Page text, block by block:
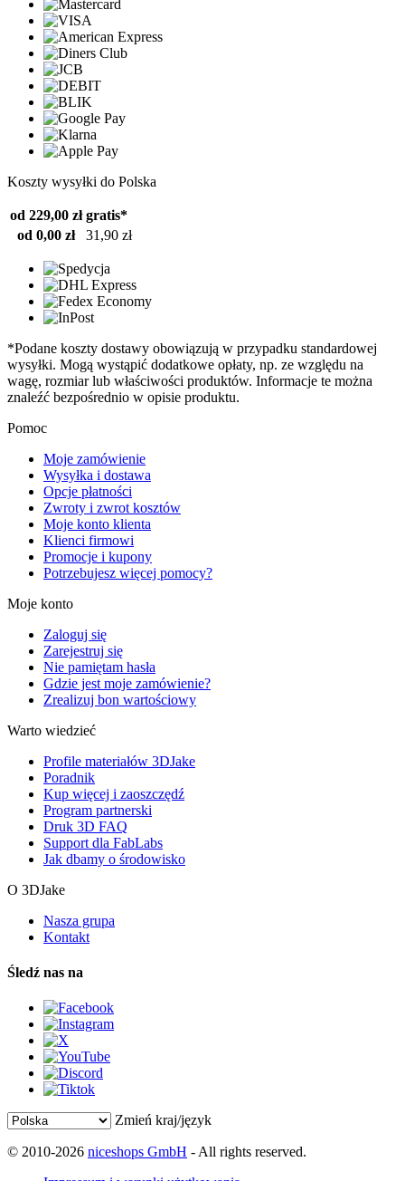
Koszty wysyłki do Polska
od 229,00 zł gratis*
od 0,00 zł
31,90 zł
*Podane koszty dostawy obowiązują w przypadku standardowej
wysyłki. Mogą wystąpić dodatkowe opłaty, np. ze względu na
wagę, rozmiar lub właściwości produktów. Informacje te można
znaleźć bezpośrednio w opisie produktu.
Pomoc
Moje zamówienie
Wysyłka i dostawa
Opcje płatności
Zwroty i zwrot kosztów
Moje konto klienta
Klienci firmowi
Promocje i kupony
Potrzebujesz więcej pomocy?
Moje konto
Zaloguj się
Zarejestruj się
Nie pamiętam hasła
Gdzie jest moje zamówienie?
Zrealizuj bon wartościowy
Warto wiedzieć
Profile materiałów 3DJake
Poradnik
Kup więcej i zaoszczędź
Program partnerski
Druk 3D FAQ
Support dla FabLabs
Jak dbamy o środowisko
O 3DJake
Nasza grupa
Kontakt
Śledź nas na
Zmień kraj/język
© 2010-2026 niceshops GmbH - All rights reserved.